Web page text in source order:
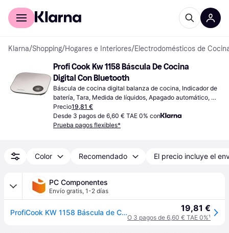
Comprar con Klarna
Klarna/Shopping/Hogares e Interiores/Electrodomésticos de
Profi Cook Kw 1158 Báscula De Cocina
Digital Con Bluetooth
Báscula de cocina digital balanza de cocina, Indicador de
batería, Tara, Medida de líquidos, Apagado automático,
Peso (máximo) 5kg, Otras unidades de medida: Gramo (g),
Onza (oz), Mililitro (ml), Onza líquida (fl.oz), Libra (lb)
Precio19,81 €
Desde 3 pagos de 6,60 € TAE 0% con
Prueba pagos flexibles*
Color Recomendado El precio incluye el
PC Componentes
Envío gratis, 1-2 días
ProfiCook KW 1158 Báscula de Cocina Bluetooth 19,81 €
O 3 pagos de 6,60 € TAE 0%¹